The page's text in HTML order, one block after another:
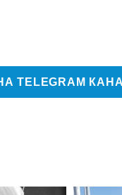
TELEGRAM